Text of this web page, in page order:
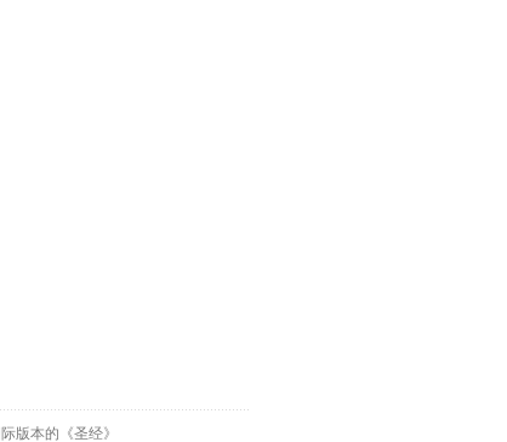
版本的《圣经》